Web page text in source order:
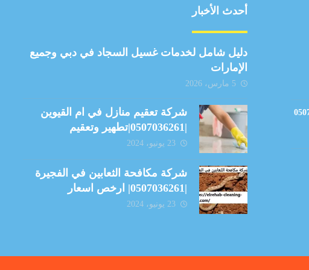
أحدث الأخبار
دليل شامل لخدمات غسيل السجاد في دبي وجميع
الإمارات
5 مارس، 2026
شركة تعقيم منازل في ام القيوين
|0507036261|تطهير وتعقيم
23 يونيو، 2024
شركة مكافحة الثعابين في الفجيرة
|0507036261| ارخص اسعار
23 يونيو، 2024